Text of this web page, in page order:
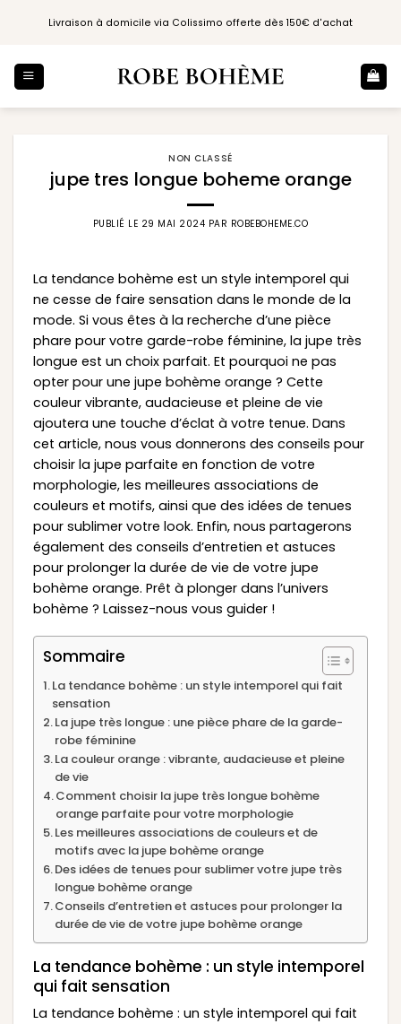
Livraison à domicile via Colissimo offerte dès 150€ d'achat
NON CLASSÉ
jupe tres longue boheme orange
PUBLIÉ LE 29 MAI 2024 PAR ROBEBOHEME.CO
La tendance bohème est un style intemporel qui
ne cesse de faire sensation dans le monde de la
mode. Si vous êtes à la recherche d’une pièce
phare pour votre garde-robe féminine, la jupe très
longue est un choix parfait. Et pourquoi ne pas
opter pour une jupe bohème orange ? Cette
couleur vibrante, audacieuse et pleine de vie
ajoutera une touche d’éclat à votre tenue. Dans
cet article, nous vous donnerons des conseils pour
choisir la jupe parfaite en fonction de votre
morphologie, les meilleures associations de
couleurs et motifs, ainsi que des idées de tenues
pour sublimer votre look. Enfin, nous partagerons
également des conseils d’entretien et astuces
pour prolonger la durée de vie de votre jupe
bohème orange. Prêt à plonger dans l’univers
bohème ? Laissez-nous vous guider !
Sommaire
La tendance bohème : un style intemporel qui fait
sensation
La jupe très longue : une pièce phare de la garde-
robe féminine
La couleur orange : vibrante, audacieuse et pleine
de vie
Comment choisir la jupe très longue bohème
orange parfaite pour votre morphologie
Les meilleures associations de couleurs et de
motifs avec la jupe bohème orange
Des idées de tenues pour sublimer votre jupe très
longue bohème orange
Conseils d’entretien et astuces pour prolonger la
durée de vie de votre jupe bohème orange
La tendance bohème : un style intemporel
qui fait sensation
La tendance bohème : un style intemporel qui fait